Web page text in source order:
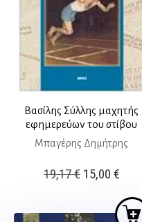
Βασίλης Σύλλης μαχητής
εφημερεύων του στίβου
Μπαγέρης Δημήτρης
19,17€ Original
was:
15,00 €Η
τιμή